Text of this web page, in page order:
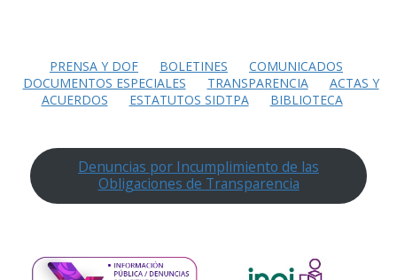
PRENSA Y DOF BOLETINES
COMUNICADOS
DOCUMENTOS ESPECIALES
TRANSPARENCIA
ACTAS Y
ACUERDOS
ESTATUTOS SIDTPA BIBLIOTECA
Denuncias por Incumplimiento de las
Obligaciones de Transparencia